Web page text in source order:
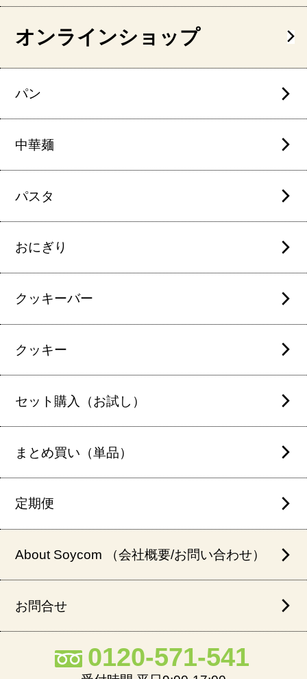
オンラインショップ
パン
中華麺
パスタ
おにぎり
クッキーバー
クッキー
セット購入（お試し）
まとめ買い（単品）
定期便
About Soycom （会社概要/お問い合わせ）
お問合せ
0120-571-541